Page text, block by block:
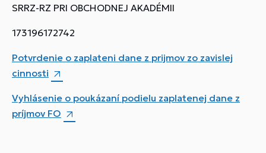
SRRZ-RZ PRI OBCHODNEJ AKADÉMII
173196172742
Potvrdenie o zaplateni dane z prijmov zo zavislej
cinnosti
Vyhlásenie o poukázaní podielu zaplatenej dane z
príjmov FO